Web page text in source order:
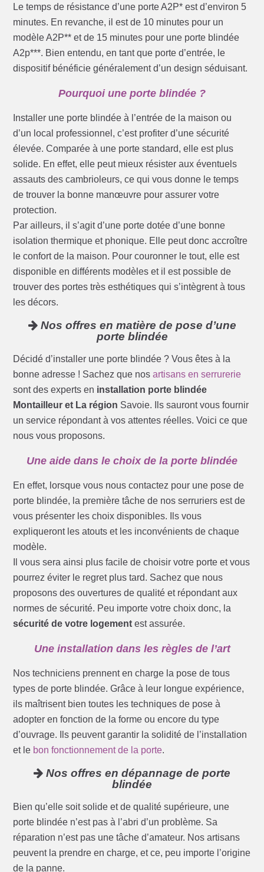
Le temps de résistance d’une porte A2P* est d’environ 5
minutes. En revanche, il est de 10 minutes pour un
modèle A2P** et de 15 minutes pour une porte blindée
A2p***. Bien entendu, en tant que porte d’entrée, le
dispositif bénéficie généralement d’un design séduisant.
Pourquoi une porte blindée ?
Installer une porte blindée à l’entrée de la maison ou
d’un local professionnel, c’est profiter d’une sécurité
élevée. Comparée à une porte standard, elle est plus
solide. En effet, elle peut mieux résister aux éventuels
assauts des cambrioleurs, ce qui vous donne le temps
de trouver la bonne manœuvre pour assurer votre
protection.
Par ailleurs, il s’agit d’une porte dotée d’une bonne
isolation thermique et phonique. Elle peut donc accroître
le confort de la maison. Pour couronner le tout, elle est
disponible en différents modèles et il est possible de
trouver des portes très esthétiques qui s’intègrent à tous
les décors.
Nos offres en matière de pose d’une
porte blindée
Décidé d’installer une porte blindée ? Vous êtes à la
bonne adresse ! Sachez que nosartisans en serrurerie
sont des experts en installation porte blindée
Montailleur et La région Savoie. Ils sauront vous fournir
un service répondant à vos attentes réelles. Voici ce que
nous vous proposons.
Une aide dans le choix de la porte blindée
En effet, lorsque vous nous contactez pour une pose de
porte blindée, la première tâche de nos serruriers est de
vous présenter les choix disponibles. Ils vous
expliqueront les atouts et les inconvénients de chaque
modèle.
Il vous sera ainsi plus facile de choisir votre porte et vous
pourrez éviter le regret plus tard. Sachez que nous
proposons des ouvertures de qualité et répondant aux
normes de sécurité. Peu importe votre choix donc, la
sécurité de votre logement est assurée.
Une installation dans les règles de l’art
Nos techniciens prennent en charge la pose de tous
types de porte blindée. Grâce à leur longue expérience,
ils maîtrisent bien toutes les techniques de pose à
adopter en fonction de la forme ou encore du type
d’ouvrage. Ils peuvent garantir la solidité de l’installation
et le bon fonctionnement de la porte.
Nos offres en dépannage de porte
blindée
Bien qu’elle soit solide et de qualité supérieure, une
porte blindée n’est pas à l’abri d’un problème. Sa
réparation n’est pas une tâche d’amateur. Nos artisans
peuvent la prendre en charge, et ce, peu importe l’origine
de la panne.